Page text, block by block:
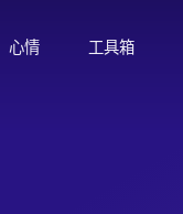
心情 工具箱